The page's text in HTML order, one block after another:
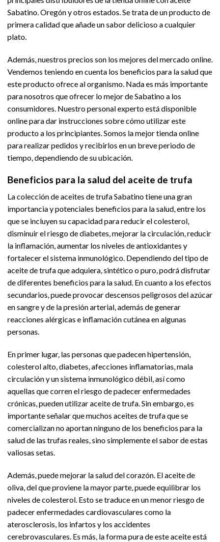
Sabatino. Oregón y otros estados. Se trata de un producto de
primera calidad que añade un sabor delicioso a cualquier
plato.
Además, nuestros precios son los mejores del mercado online.
Vendemos teniendo en cuenta los beneficios para la salud que
este producto ofrece al organismo. Nada es más importante
para nosotros que ofrecer lo mejor de Sabatino a los
consumidores. Nuestro personal experto está disponible
online para dar instrucciones sobre cómo utilizar este
producto a los principiantes. Somos la mejor tienda online
para realizar pedidos y recibirlos en un breve periodo de
tiempo, dependiendo de su ubicación.
Beneficios para la salud del aceite de trufa
La colección de aceites de trufa Sabatino tiene una gran
importancia y potenciales beneficios para la salud, entre los
que se incluyen su capacidad para reducir el colesterol,
disminuir el riesgo de diabetes, mejorar la circulación, reducir
la inflamación, aumentar los niveles de antioxidantes y
fortalecer el sistema inmunológico. Dependiendo del tipo de
aceite de trufa que adquiera, sintético o puro, podrá disfrutar
de diferentes beneficios para la salud. En cuanto a los efectos
secundarios, puede provocar descensos peligrosos del azúcar
en sangre y de la presión arterial, además de generar
reacciones alérgicas e inflamación cutánea en algunas
personas.
En primer lugar, las personas que padecen hipertensión,
colesterol alto, diabetes, afecciones inflamatorias, mala
circulación y un sistema inmunológico débil, así como
aquellas que corren el riesgo de padecer enfermedades
crónicas, pueden utilizar aceite de trufa. Sin embargo, es
importante señalar que muchos aceites de trufa que se
comercializan no aportan ninguno de los beneficios para la
salud de las trufas reales, sino simplemente el sabor de estas
valiosas setas.
Además, puede mejorar la salud del corazón. El aceite de
oliva, del que proviene la mayor parte, puede equilibrar los
niveles de colesterol. Esto se traduce en un menor riesgo de
padecer enfermedades cardiovasculares como la
aterosclerosis, los infartos y los accidentes
cerebrovasculares. Es más, la forma pura de este aceite está